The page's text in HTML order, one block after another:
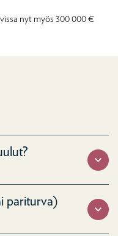
nyt myös 300 000 €
pariturva)